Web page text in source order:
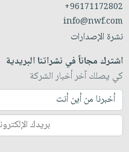
+96171172802
info@nwf.com
نشرة الإصدارات
اشترك مجاناً في نشراتنا البريدية
كي يصلك آخر أخبار الشركة